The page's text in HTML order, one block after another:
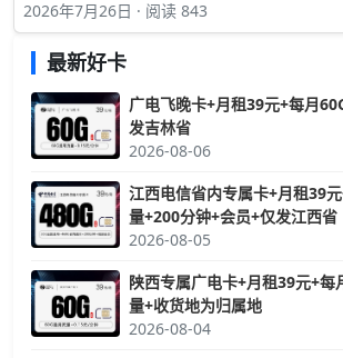
2026年7月26日 · 阅读 843
最新好卡
广电飞晚卡+月租39元+每月
发吉林省
2026-08-06
江西电信省内专属卡+月租39
量+200分钟+会员+仅发江西省
2026-08-05
陕西专属广电卡+月租39元+每
量+收货地为归属地
2026-08-04